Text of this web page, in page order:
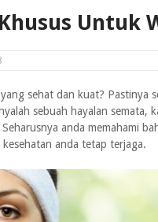
Untuk
sehat dan kuat? Pastinya
sebuah hayalan semata,
anda memahami
anda tetap terjaga.